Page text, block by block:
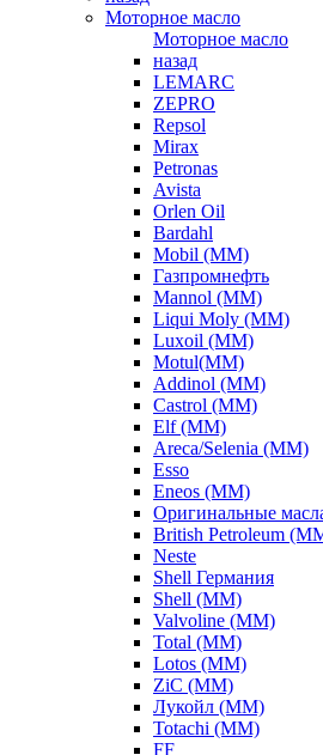
Моторное масло
Моторное масло
назад
LEMARC
ZEPRO
Repsol
Mirax
Petronas
Avista
Orlen Oil
Bardahl
Mobil (ММ)
Газпромнефть
Mannol (ММ)
Liqui Moly (ММ)
Luxoil (ММ)
Motul(ММ)
Addinol (ММ)
Castrol (ММ)
Elf (ММ)
Areca/Selenia (ММ)
Esso
Eneos (ММ)
Оригинальные
British Petroleum
Neste
Shell Германия
Shell (ММ)
Valvoline (ММ)
Total (ММ)
Lotos (ММ)
ZiC (ММ)
Лукойл (ММ)
Totachi (MM)
FF